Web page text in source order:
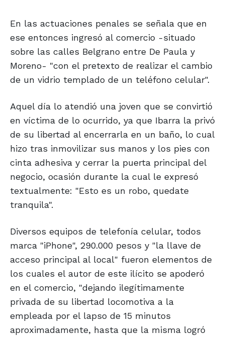
En las actuaciones penales se señala que en
ese entonces ingresó al comercio -situado
sobre las calles Belgrano entre De Paula y
Moreno- "con el pretexto de realizar el cambio
de un vidrio templado de un teléfono celular".
Aquel día lo atendió una joven que se convirtió
en víctima de lo ocurrido, ya que Ibarra la privó
de su libertad al encerrarla en un baño, lo cual
hizo tras inmovilizar sus manos y los pies con
cinta adhesiva y cerrar la puerta principal del
negocio, ocasión durante la cual le expresó
textualmente: "Esto es un robo, quedate
tranquila".
Diversos equipos de telefonía celular, todos
marca "iPhone", 290.000 pesos y "la llave de
acceso principal al local" fueron elementos de
los cuales el autor de este ilícito se apoderó
en el comercio, "dejando ilegítimamente
privada de su libertad locomotiva a la
empleada por el lapso de 15 minutos
aproximadamente, hasta que la misma logró